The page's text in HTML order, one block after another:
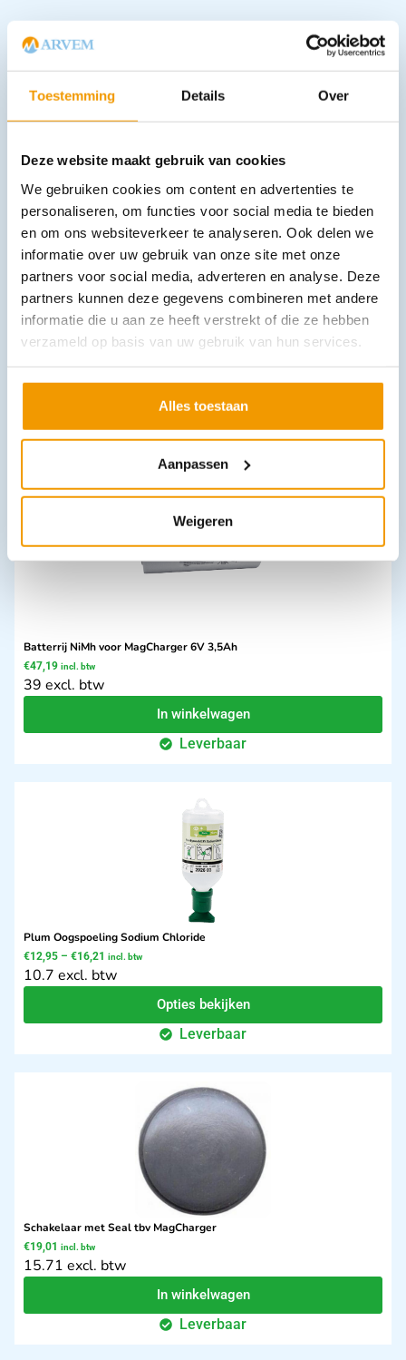
Toestemming Details Over
Deze website maakt gebruik van cookies
We gebruiken cookies om content en advertenties te
personaliseren, om functies voor social media te bieden
en om ons websiteverkeer te analyseren. Ook delen we
informatie over uw gebruik van onze site met onze
partners voor social media, adverteren en analyse. Deze
partners kunnen deze gegevens combineren met andere
informatie die u aan ze heeft verstrekt of die ze hebben
verzameld op basis van uw gebruik van hun services.
Alles toestaan
Aanpassen
Weigeren
Andere producten in deze
categorie:
Batterrij NiMh voor MagCharger 6V 3,5Ah
€47,19 incl. btw
39 excl. btw
In winkelwagen
Leverbaar
Plum Oogspoeling Sodium Chloride
€12,95 – €16,21 incl. btw
10.7 excl. btw
Opties bekijken
Leverbaar
Schakelaar met Seal tbv MagCharger
€19,01 incl. btw
15.71 excl. btw
In winkelwagen
Leverbaar